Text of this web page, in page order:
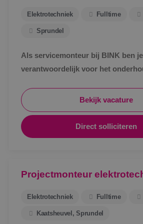
Elektrotechniek Fulltime
Sprundel
Als servicemonteur bij BINK ben je
verantwoordelijk voor het
installaties.
Bekijk vacature
Direct solliciteren
Projectmonteur
Elektrotechniek Fulltime
Kaatsheuvel, Sprundel
VISITOR_PRIVACY_METADATA